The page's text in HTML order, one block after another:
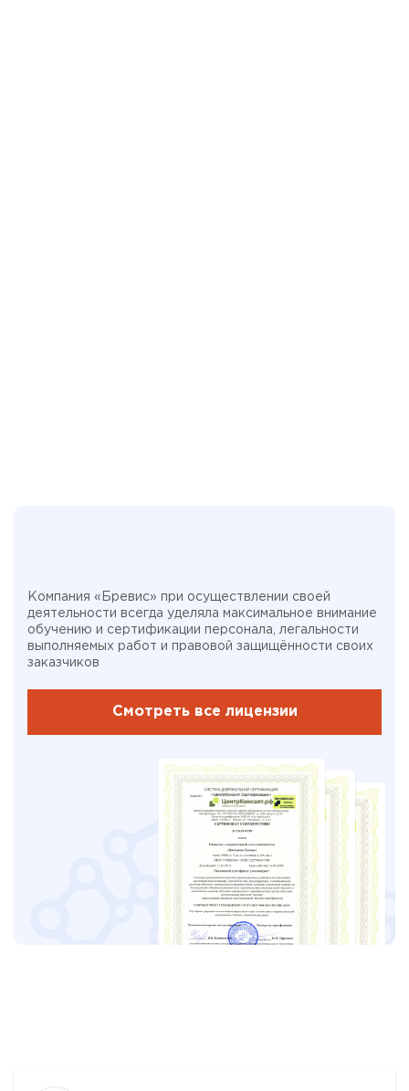
Компания «Бревис» при осуществлении своей
деятельности всегда уделяла максимальное внимание
обучению и сертификации персонала, легальности
выполняемых работ и правовой защищённости своих
заказчиков
Смотреть все лицензии